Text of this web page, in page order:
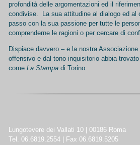
profondità delle argomentazioni ed il
condivise. La sua attitudine al dialogo ed al
passo con la sua passione per tutte le
comprenderne le ragioni o per cercare di
Dispiace davvero – e la nostra
offensivo e dal tono inquisitorio abbia
come La Stampa di Torino.
Lungotevere dei Vallati 10 | 00186 Roma
Tel. 06.6819.2554 | Fax 06.6819.5205